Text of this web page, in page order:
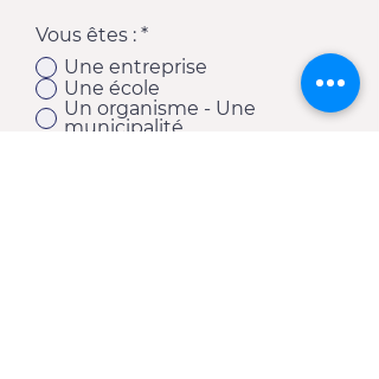
Vous êtes : *
Une entreprise
Une école
Un organisme - Une
municipalité